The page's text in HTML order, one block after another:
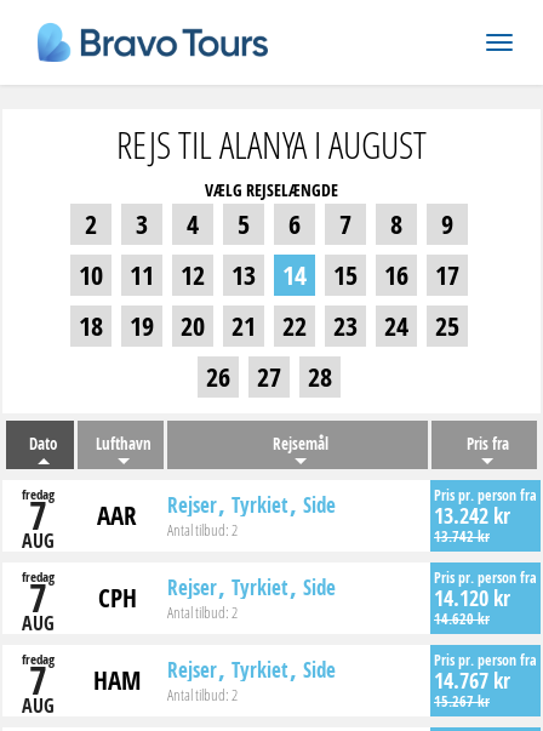
REJS TIL ALANYA I AUGUST
VÆLG REJSELÆNGDE
2 3 4 5 6 7 8
9
10
11 12 13 14 15 16
17
18
19 20 21 22 23 24
25
26
27 28
Dato Lufthavn Rejsemål Pris fra
fredag
7
AUG
AAR Rejser Tyrkiet Side
Antal tilbud:2
Pris pr. person fra
13.242 kr
13.742 kr
fredag
7
AUG
CPH Rejser Tyrkiet Side
Antal tilbud:2
Pris pr. person fra
14.120 kr
14.620 kr
fredag
7
AUG
HAM Rejser Tyrkiet Side
Antal tilbud:2
Pris pr. person fra
14.767 kr
15.267 kr